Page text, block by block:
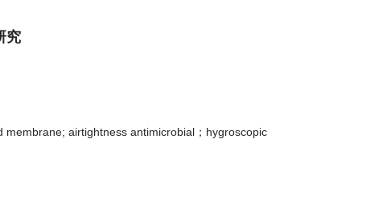
究
airtightness antimicrobial；hygroscopic